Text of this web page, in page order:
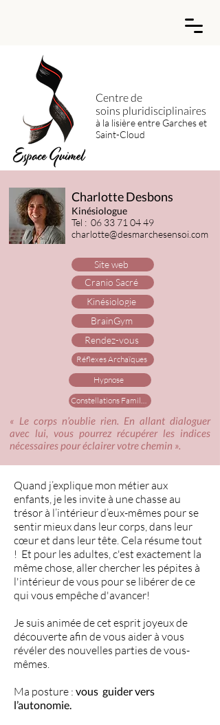
Centre de
soins pluridisciplinaires
à la lisière entre Garches et
Saint-Cloud
Charlotte Desbons
Kinésiologue
Tel : 06 33 71 04 49
charlotte@desmarchesensoi.com
Site web
Cranio Sacré
Kinésiologie
BrainGym
Rendez-vous
Réflexes Archaïques
Hypnose
Constellations Familiales
« Le corps n’oublie rien. En allant dialoguer
avec lui, vous pourrez récupérer les indices
nécessaires pour éclairer votre chemin ».
Quand j’explique mon métier aux
enfants, je les invite à une chasse au
trésor à l’intérieur d’eux-mêmes pour se
sentir mieux dans leur corps, dans leur
cœur et dans leur tête. Cela résume tout
! Et pour les adultes, c'est exactement la
même chose, aller chercher les pépites à
l'intérieur de vous pour se libérer de ce
qui vous empêche d'avancer!
Je suis animée de cet esprit joyeux de
découverte afin de vous aider à vous
révéler des nouvelles parties de vous-
mêmes.
Ma posture : vous guider vers
l’autonomie.